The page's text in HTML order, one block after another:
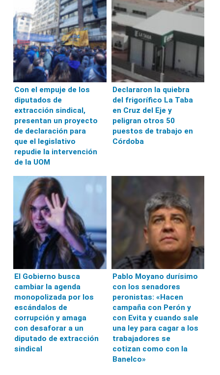
Con el empuje de los
diputados de
extracción sindical,
presentan un proyecto
de declaración para
que el legislativo
repudie la intervención
de la UOM
Declararon la quiebra
del frigorífico La Taba
en Cruz del Eje y
peligran otros 50
puestos de trabajo en
Córdoba
El Gobierno busca
cambiar la agenda
monopolizada por los
escándalos de
corrupción y amaga
con desaforar a un
diputado de extracción
sindical
Pablo Moyano durísimo
con los senadores
peronistas: «Hacen
campaña con Perón y
con Evita y cuando sale
una ley para cagar a los
trabajadores se
cotizan como con la
Banelco»